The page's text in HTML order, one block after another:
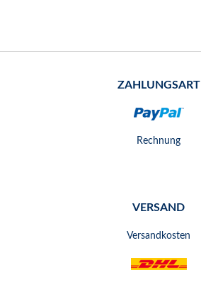
ZAHLUNGSART
Rechnung
VERSAND
Versandkosten